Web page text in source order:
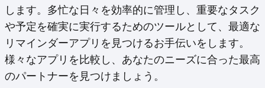
します。多忙な日々を効率的に管理し、重要なタスク
や予定を確実に実行するためのツールとして、最適な
リマインダーアプリを見つけるお手伝いをします。
様々なアプリを比較し、あなたのニーズに合った最高
のパートナーを見つけましょう。